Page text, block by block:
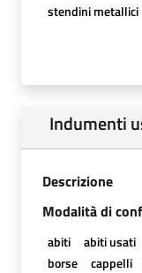
stendini metallici
Indumenti
Descrizione
Modalità di
abiti abiti usati
borse
cappelli